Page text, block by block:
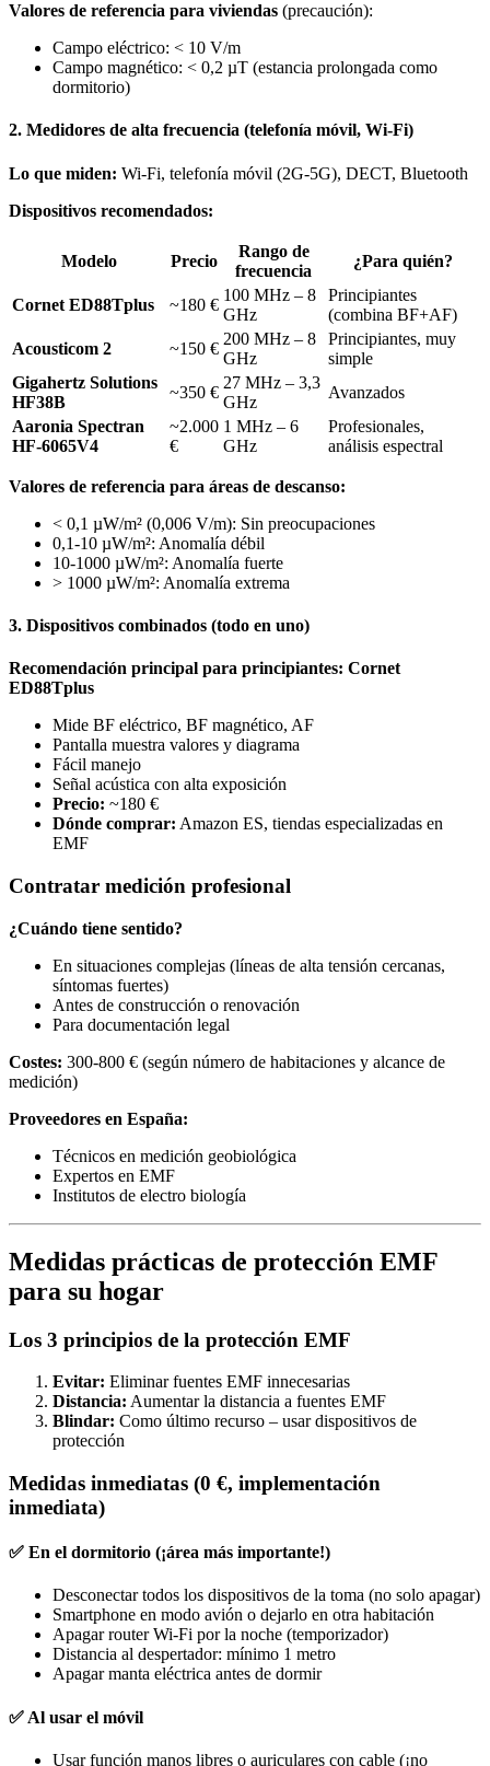
Valores de referencia para viviendas (precaución):
Campo eléctrico: < 10 V/m
Campo magnético: < 0,2 µT (estancia prolongada como
dormitorio)
2. Medidores de alta frecuencia (telefonía móvil, Wi-Fi)
Lo que miden: Wi-Fi, telefonía móvil (2G-5G), DECT, Bluetooth
Dispositivos recomendados:
Modelo Precio
Rango de
frecuencia
¿Para quién?
Cornet ED88Tplus ~180 €
100 MHz – 8
GHz
Principiantes
(combina BF+AF)
Acousticom 2
~150 €
200 MHz – 8
GHz
Principiantes, muy
simple
Gigahertz Solutions
HF38B
~350 €
27 MHz – 3,3
GHz
Avanzados
Aaronia Spectran
HF-6065V4
~2.000
€
1 MHz – 6
GHz
Profesionales,
análisis espectral
Valores de referencia para áreas de descanso:
< 0,1 µW/m² (0,006 V/m): Sin preocupaciones
0,1-10 µW/m²: Anomalía débil
10-1000 µW/m²: Anomalía fuerte
> 1000 µW/m²: Anomalía extrema
3. Dispositivos combinados (todo en uno)
Recomendación principal para principiantes: Cornet
ED88Tplus
Mide BF eléctrico, BF magnético, AF
Pantalla muestra valores y diagrama
Fácil manejo
Señal acústica con alta exposición
Precio: ~180 €
Dónde comprar: Amazon ES, tiendas especializadas en
EMF
Contratar medición profesional
¿Cuándo tiene sentido?
En situaciones complejas (líneas de alta tensión cercanas,
síntomas fuertes)
Antes de construcción o renovación
Para documentación legal
Costes: 300-800 € (según número de habitaciones y alcance de
medición)
Proveedores en España:
Técnicos en medición geobiológica
Expertos en EMF
Institutos de electro biología
Medidas prácticas de protección EMF
para su hogar
Los 3 principios de la protección EMF
Evitar: Eliminar fuentes EMF innecesarias
Distancia: Aumentar la distancia a fuentes EMF
Blindar: Como último recurso – usar dispositivos de
protección
Medidas inmediatas (0 €, implementación
inmediata)
✅ En el dormitorio (¡área más importante!)
Desconectar todos los dispositivos de la toma (no solo apagar)
Smartphone en modo avión o dejarlo en otra habitación
Apagar router Wi-Fi por la noche (temporizador)
Distancia al despertador: mínimo 1 metro
Apagar manta eléctrica antes de dormir
✅ Al usar el móvil
Usar función manos libres o auriculares con cable (¡no